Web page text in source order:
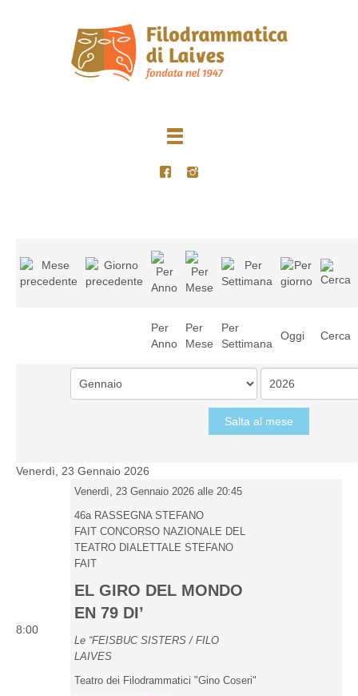
Per
Anno
Per
Mese
Per
Settimana
Oggi Cerca
Salta al mese
Venerdì, 23 Gennaio 2026
8:00
Venerdì, 23 Gennaio 2026 alle 20:45
46a RASSEGNA STEFANO
FAIT CONCORSO NAZIONALE DEL
TEATRO DIALETTALE STEFANO
FAIT
EL GIRO DEL MONDO
EN 79 DI’
Le “FEISBUC SISTERS / FILO
LAIVES
Teatro dei Filodrammatici "Gino Coseri"